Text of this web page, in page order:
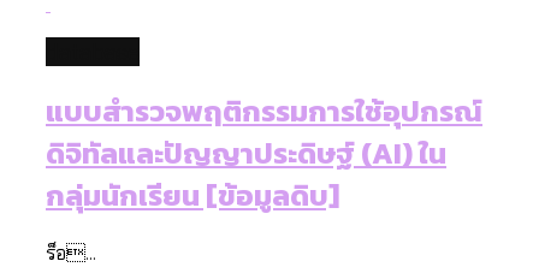
แบบสำรวจพฤติกรรมการใช้อุปกรณ์
ดิจิทัลและปัญญาประดิษฐ์ (AI) ใน
กลุ่มนักเรียน [ข้อมูลดิบ]
ร็อ...